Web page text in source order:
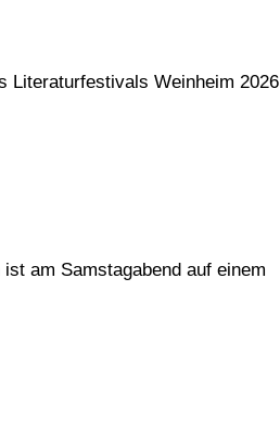
Literaturfestivals Weinheim 2026
am Samstagabend auf einem